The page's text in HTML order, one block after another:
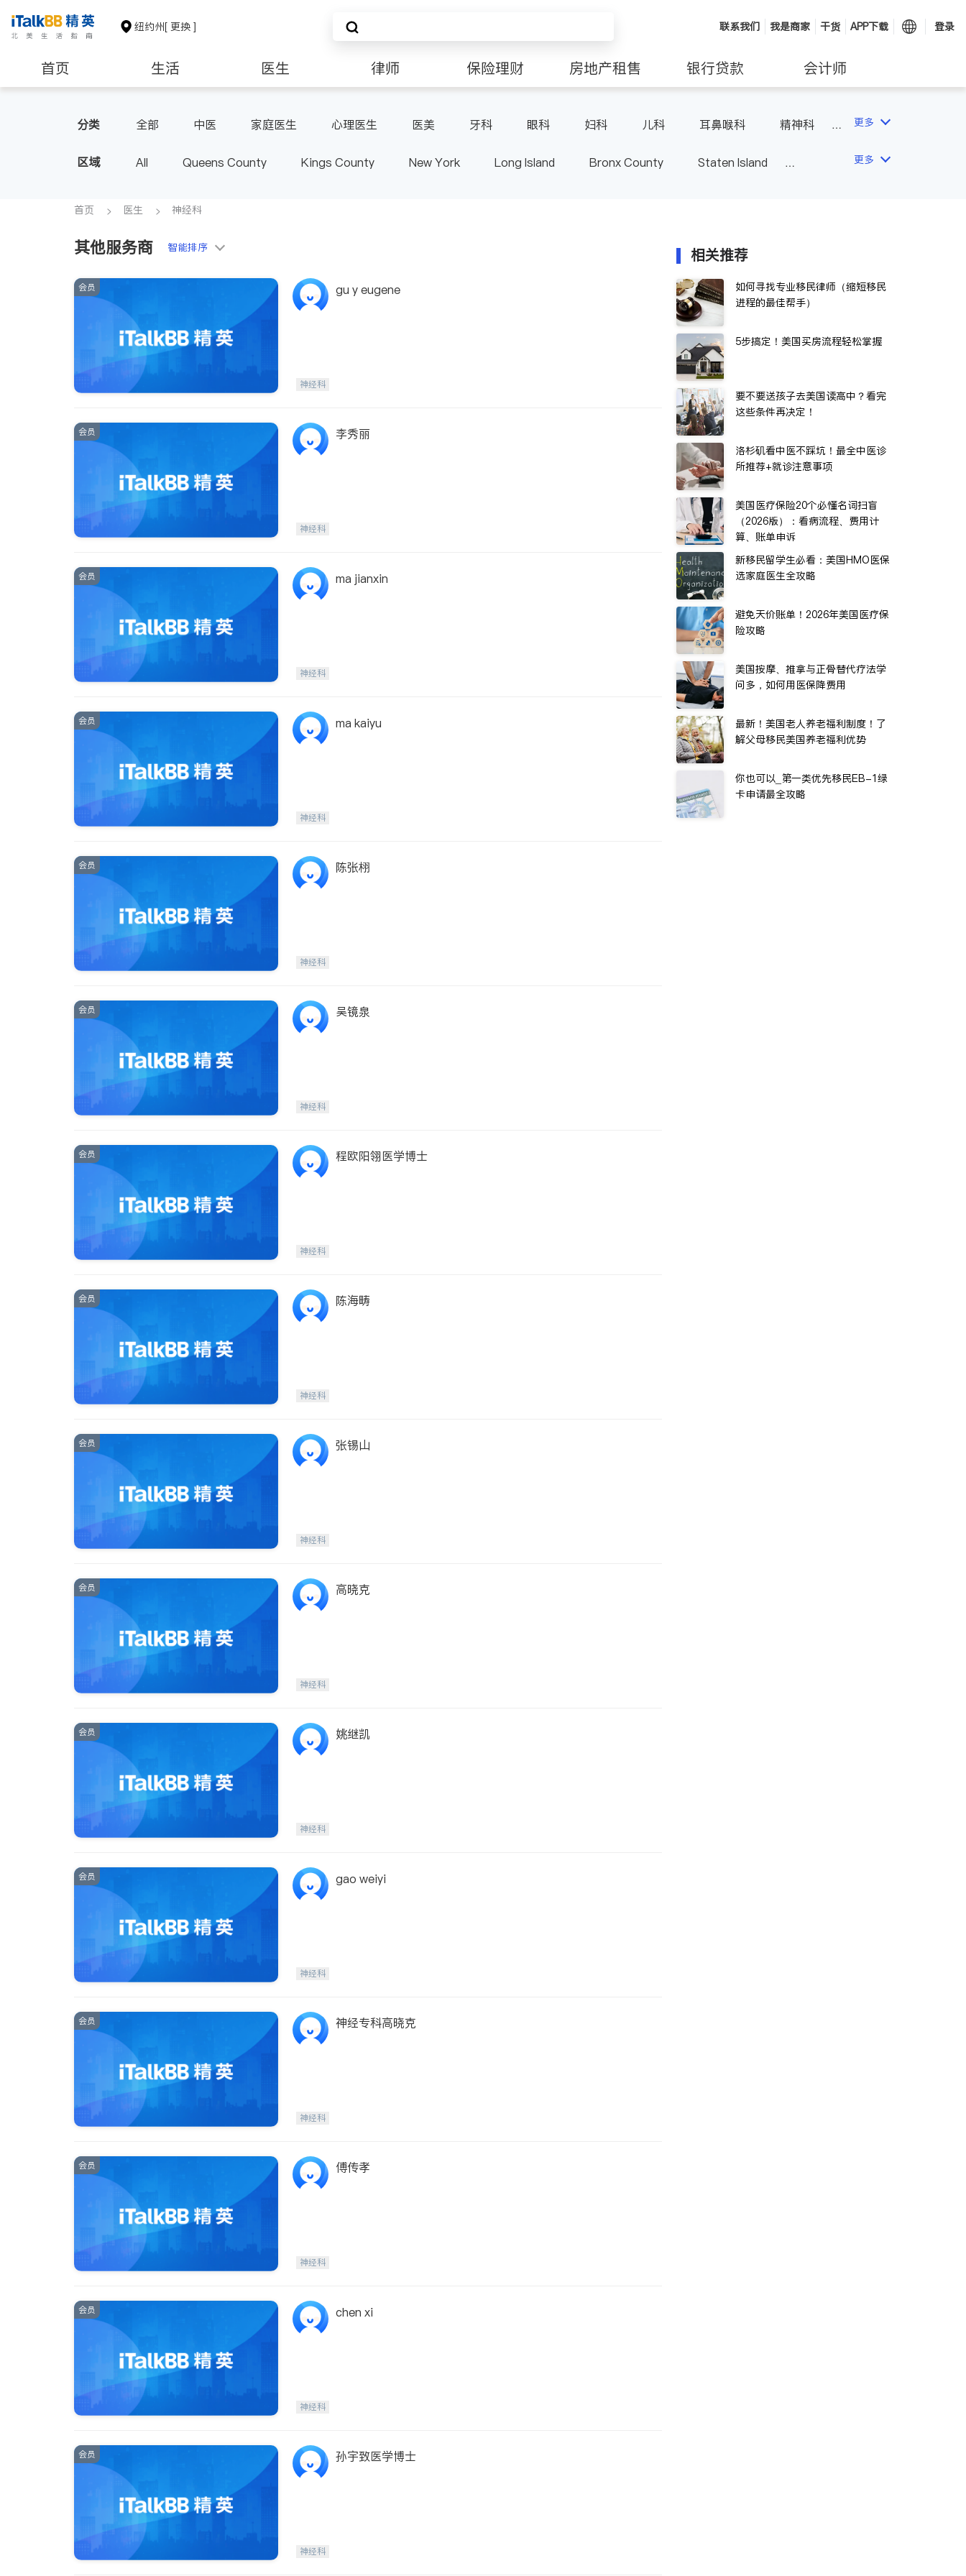
纽约州[ 更换 ] 联系我们 我是商家 干货 APP下载 登录
首页 生活 医生 律师 保险理财 房地产租售 银行贷款 会计师
分类 全部 中医 家庭医生 心理医生 医美 牙科 眼科 妇科 儿科 耳鼻喉科
精神科
呼吸科
医生-其它 内分泌科
更多
区域 All Queens County Kings County New York Long Island Bronx County
Staten Island
更多
首页 医生 神经科
其他服务商 智能排序
会员 gu y eugene
神经科
会员 李秀丽
神经科
会员 ma jianxin
神经科
会员 ma kaiyu
神经科
会员 陈张栩
神经科
会员 吴镜泉
神经科
会员 程欧阳翎医学博士
神经科
会员 陈海畴
神经科
会员 张锡山
神经科
会员 高晓克
神经科
会员 姚继凯
神经科
会员 gao weiyi
神经科
会员 神经专科高晓克
神经科
会员 傅传孝
神经科
会员 chen xi
神经科
会员 孙宇致医学博士
神经科
相关推荐
如何寻找专业移民律师（缩短移民
进程的最佳帮手）
5步搞定！美国买房流程轻松掌握
要不要送孩子去美国读高中？看完
这些条件再决定！
洛杉矶看中医不踩坑！最全中医诊
所推荐+就诊注意事项
美国医疗保险20个必懂名词扫盲
（2026版）：看病流程、费用计
算、账单申诉
新移民留学生必看：美国HMO医保
选家庭医生全攻略
避免天价账单！2026年美国医疗保
险攻略
美国按摩、推拿与正骨替代疗法学
问多，如何用医保降费用
最新！美国老人养老福利制度！了
解父母移民美国养老福利优势
你也可以_第一类优先移民EB-1绿
卡申请最全攻略